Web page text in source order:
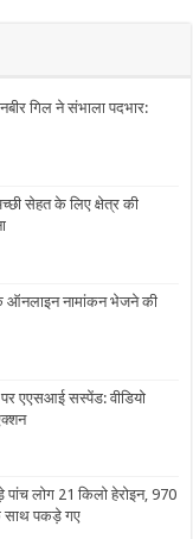
गिल ने संभाला पदभार:
सेहत के लिए क्षेत्र की
ऑनलाइन नामांकन भेजने की
एएसआई सस्पेंड: वीडियो
लोग 21 किलो हेरोइन, 970
साथ पकड़े गए